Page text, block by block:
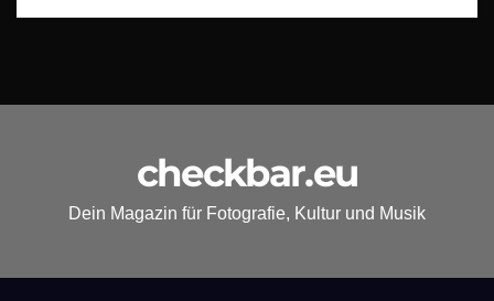
checkbar.eu
Dein Magazin für Fotografie, Kultur und Musik